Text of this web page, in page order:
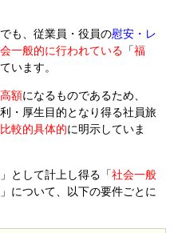
も、従業員・役員の慰安・レ
一般的に行われている 「福
います。
高額になるものであるため、
・厚生目的となり得る社員旅
比較的具体的に明示していま
として計上し得る「社会一般
」について、以下の要件ごとに